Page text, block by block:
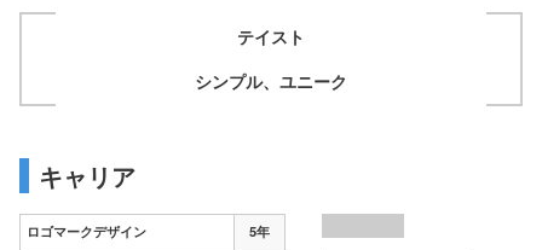
テイスト
シンプル、ユニーク
キャリア
ロゴマークデザイン
5年